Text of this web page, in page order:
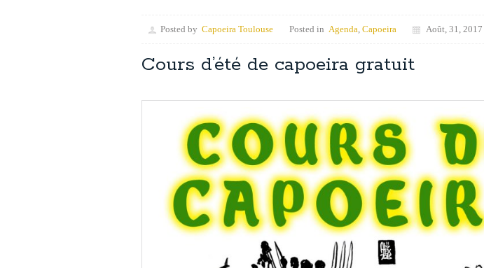
Posted by Capoeira Toulouse Posted in Agenda, Capoeira Août, 31, 2017
Cours d’été de capoeira gratuit